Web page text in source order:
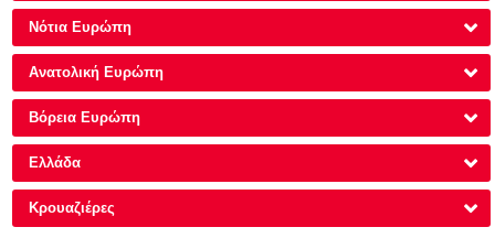
Νότια Ευρώπη
Ανατολική Ευρώπη
Βόρεια Ευρώπη
Ελλάδα
Κρουαζιέρες